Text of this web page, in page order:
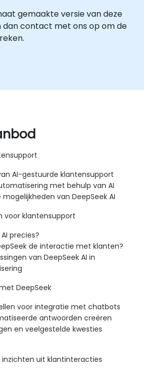
gemaakte versie van deze
dan contact met ons op om de
AI-gestuurde klantensupport
met behulp van AI
van DeepSeek AI
voor klantensupport
precies?
de interactie met klanten?
van DeepSeek AI in
DeepSeek
voor integratie met chatbots
antwoorden creëren
en veelgestelde kwesties
uit klantinteracties